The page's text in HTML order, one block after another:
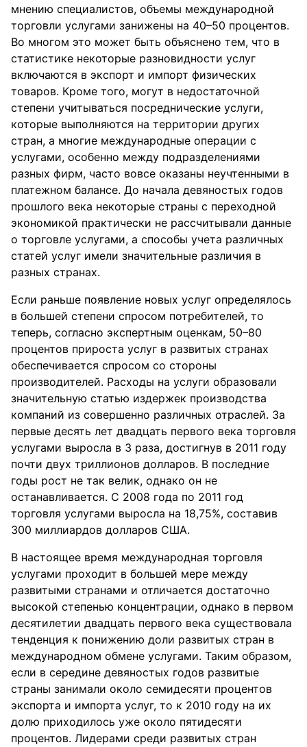
мнению специалистов, объемы международной
торговли услугами занижены на 40–50 процентов.
Во многом это может быть объяснено тем, что в
статистике некоторые разновидности услуг
включаются в экспорт и импорт физических
товаров. Кроме того, могут в недостаточной
степени учитываться посреднические услуги,
которые выполняются на территории других
стран, а многие международные операции с
услугами, особенно между подразделениями
разных фирм, часто вовсе оказаны неучтенными в
платежном балансе. До начала девяностых годов
прошлого века некоторые страны с переходной
экономикой практически не рассчитывали данные
о торговле услугами, а способы учета различных
статей услуг имели значительные различия в
разных странах.
Если раньше появление новых услуг определялось
в большей степени спросом потребителей, то
теперь, согласно экспертным оценкам, 50–80
процентов прироста услуг в развитых странах
обеспечивается спросом со стороны
производителей. Расходы на услуги образовали
значительную статью издержек производства
компаний из совершенно различных отраслей. За
первые десять лет двадцать первого века торговля
услугами выросла в 3 раза, достигнув в 2011 году
почти двух триллионов долларов. В последние
годы рост не так велик, однако он не
останавливается. С 2008 года по 2011 год
торговля услугами выросла на 18,75%, составив
300 миллиардов долларов США.
В настоящее время международная торговля
услугами проходит в большей мере между
развитыми странами и отличается достаточно
высокой степенью концентрации, однако в первом
десятилетии двадцать первого века существовала
тенденция к понижению доли развитых стран в
международном обмене услугами. Таким образом,
если в середине девяностых годов развитые
страны занимали около семидесяти процентов
экспорта и импорта услуг, то к 2010 году на их
долю приходилось уже около пятидесяти
процентов. Лидерами среди развитых стран